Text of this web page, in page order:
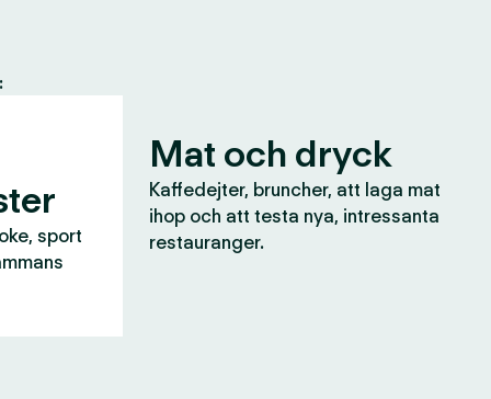
sport
Mat och dryck
Kaffedejter, bruncher, att laga mat
ihop och att testa nya, intressanta
restauranger.